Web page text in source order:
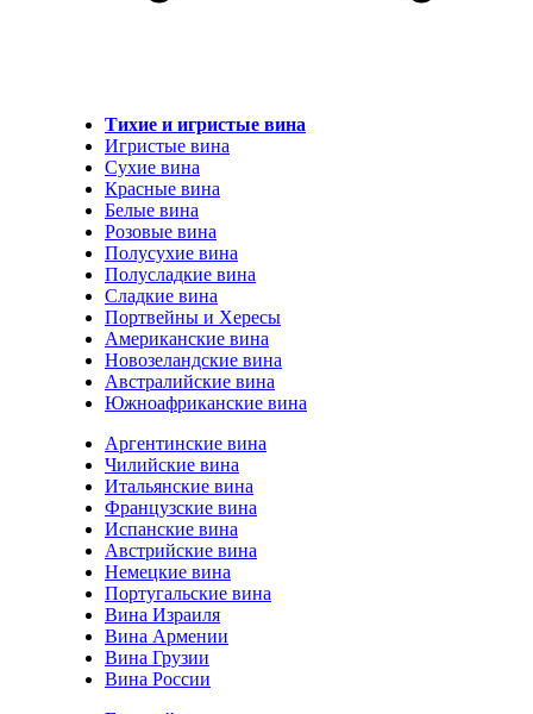
Тихие и игристые вина
Игристые вина
Сухие вина
Красные вина
Белые вина
Розовые вина
Полусухие вина
Полусладкие вина
Сладкие вина
Портвейны и Хересы
Американские вина
Новозеландские вина
Австралийские вина
Южноафриканские вина
Аргентинские вина
Чилийские вина
Итальянские вина
Французские вина
Испанские вина
Австрийские вина
Немецкие вина
Португальские вина
Вина Израиля
Вина Армении
Вина Грузии
Вина России